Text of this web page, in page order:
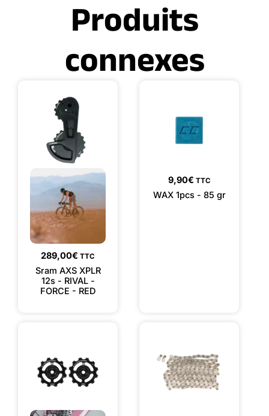
Produits
connexes
289,00€ TTC
Sram AXS XPLR
12s - RIVAL -
FORCE - RED
9,90€ TTC
WAX 1pcs - 85 gr